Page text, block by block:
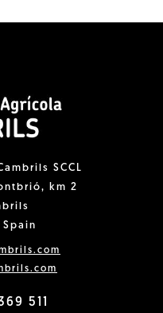
SCCL
km 2
Spain
511